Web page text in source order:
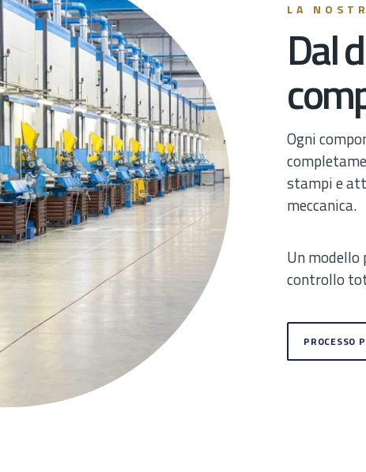
LA
Dal
Ogni
stampi e
meccanica.
Un modello
controllo
PROCESSO